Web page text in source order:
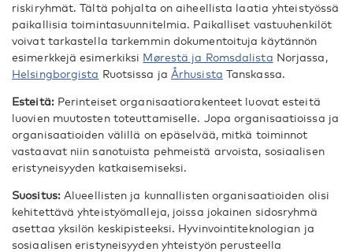
riskiryhmät. Tältä pohjalta on aiheellista laatia yhteistyössä
paikallisia toimintasuunnitelmia. Paikalliset vastuuhenkilöt
voivat tarkastella tarkemmin dokumentoituja käytännön
esimerkkejä esimerkiksi Mørestä ja Romsdalista Norjassa,
Helsingborgista Ruotsissa ja Århusista Tanskassa.
Esteitä: Perinteiset organisaatiorakenteet luovat esteitä
luovien muutosten toteuttamiselle. Jopa organisaatioissa ja
organisaatioiden välillä on epäselvää, mitkä toiminnot
vastaavat niin sanotuista pehmeistä arvoista, sosiaalisen
eristyneisyyden katkaisemiseksi.
Suositus: Alueellisten ja kunnallisten organisaatioiden olisi
kehitettävä yhteistyömalleja, joissa jokainen sidosryhmä
asettaa yksilön keskipisteeksi. Hyvinvointiteknologian ja
sosiaalisen eristyneisyyden yhteistyön perusteella